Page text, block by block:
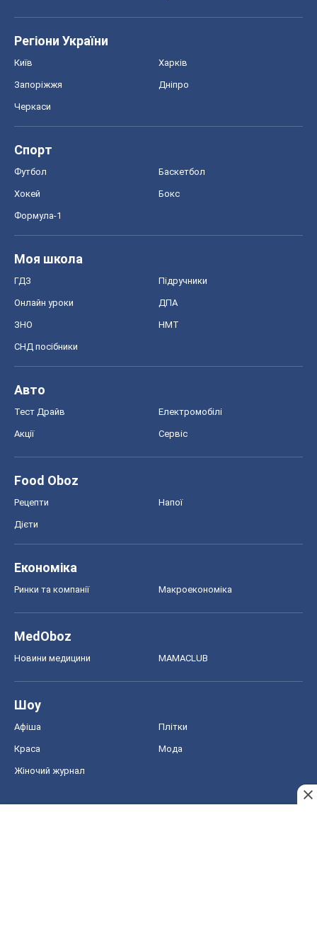
Регіони України
Київ Харків
Запоріжжя Дніпро
Черкаси
Спорт
Футбол Баскетбол
Хокей Бокс
Формула-1
Моя школа
ГДЗ Підручники
Онлайн уроки ДПА
ЗНО НМТ
СНД посібники
Авто
Тест Драйв Електромобілі
Акції Сервіс
Food Oboz
Рецепти Напої
Дієти
Економіка
Ринки та компанії Макроекономіка
MedOboz
Новини медицини MAMACLUB
Шоу
Афіша Плітки
Краса Мода
Жіночий журнал